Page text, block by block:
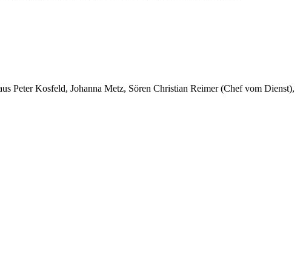
Peter Kosfeld, Johanna Metz, Sören Christian Reimer (Chef vom Dienst),